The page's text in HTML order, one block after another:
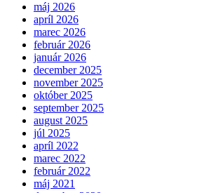
máj 2026
apríl 2026
marec 2026
február 2026
január 2026
december 2025
november 2025
október 2025
september 2025
august 2025
júl 2025
apríl 2022
marec 2022
február 2022
máj 2021